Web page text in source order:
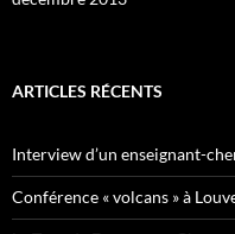
ARTICLES RÉCENTS
Interview d’un enseignant-
Conférence « volcans » à